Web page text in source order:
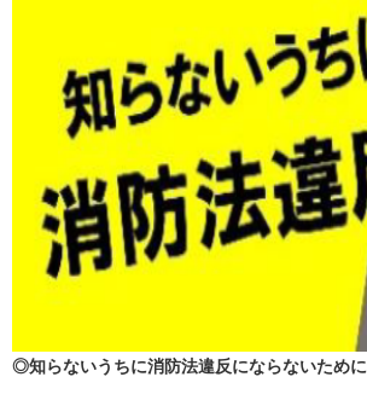
◎知らないうちに消防法違反にならないために